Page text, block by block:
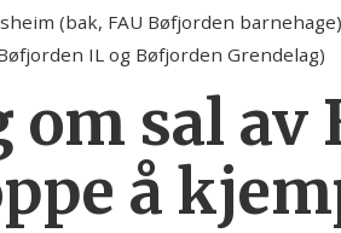
(bak, FAU Bøfjorden
IL og Bøfjorden Grendelag)
sal av
å